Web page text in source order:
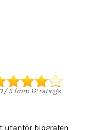
/5from 12ratings
utanför biografen